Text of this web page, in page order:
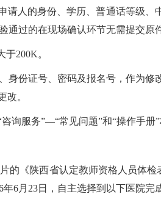
请人的身份、学历、普通话等级、
过的在现场确认环节无需提交原
200K。
身份证号、密码及报名号，作为修
改。
询服务”—“常见问题”和“操作手册”
的《陕西省认定教师资格人员体检
6月23日，自主选择到以下医院完